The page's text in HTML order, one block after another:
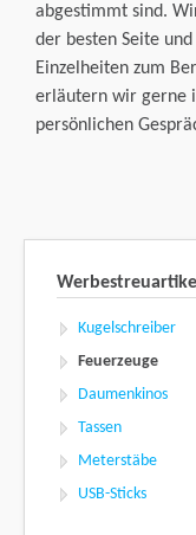
abgestimmt sind.
der besten Seite
Einzelheiten zum
erläutern wir gerne
persönlichen
Werbestreuartikel
Kugelschreiber
Feuerzeuge
Daumenkinos
Tassen
Meterstäbe
USB-Sticks